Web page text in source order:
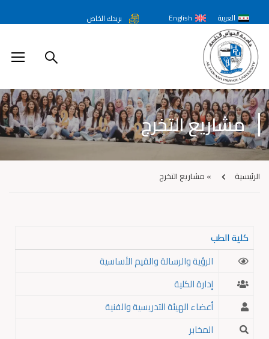
العربية English بريدك الخاص
مشاريع التخرج
الرئيسية » مشاريع التخرج
كلية الطب
الرؤية والرسالة والقيم الأساسية
إدارة الكلية
أعضاء الهيئة التدريسية والفنية
المخابر